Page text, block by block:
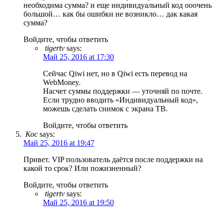
необходима сумма? и еще индивидуальный код ооочень
большой… как бы ошибки не возникло… дак какая
сумма?
Войдите, чтобы ответить
tigertv says:
Май 25, 2016 at 17:30
Сейчас Qiwi нет, но в Qiwi есть перевод на
WebMoney.
Насчет суммы поддержки — уточняй по почте.
Если трудно вводить «Индивидуальный код»,
можешь сделать снимок с экрана ТВ.
Войдите, чтобы ответить
Кос says:
Май 25, 2016 at 19:47
Привет. VIP пользователь даётся после поддержки на
какой то срок? Или пожизненный?
Войдите, чтобы ответить
tigertv says:
Май 25, 2016 at 19:50